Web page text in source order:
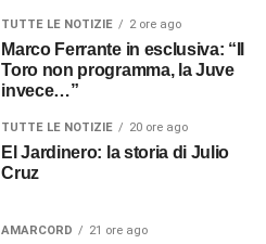
TUTTE LE NOTIZIE 2 ore ago
Marco Ferrante in esclusiva: “Il
Toro non programma, la Juve
invece…”
TUTTE LE NOTIZIE 20 ore ago
El Jardinero: la storia di Julio
Cruz
AMARCORD 21 ore ago